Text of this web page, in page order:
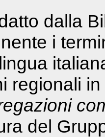
dalla
i
regionali
del